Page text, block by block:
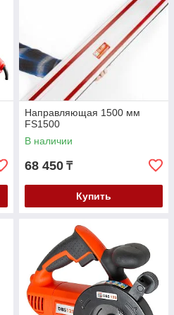
Направляющая 1500 мм
FS1500
В наличии
68 450 ₸
Купить